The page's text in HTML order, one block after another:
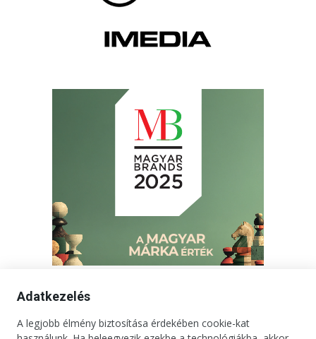
Kapcsolat Impresszum Médiaajánlat Jogi tudnivalók
Adatkezelés
A legjobb élmény biztosítása érdekében cookie-kat